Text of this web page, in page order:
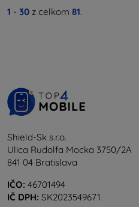
1 - 30 z celkom 81.
Shield-Sk s.r.o.
Ulica Rudolfa Mocka 3750/2A
841 04 Bratislava
IČO: 46701494
IČ DPH: SK2023549671